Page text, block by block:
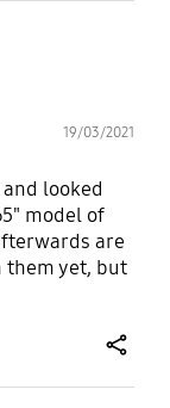
19/03/2021
looked
model of
are
them yet, but
sold at a
the frame a